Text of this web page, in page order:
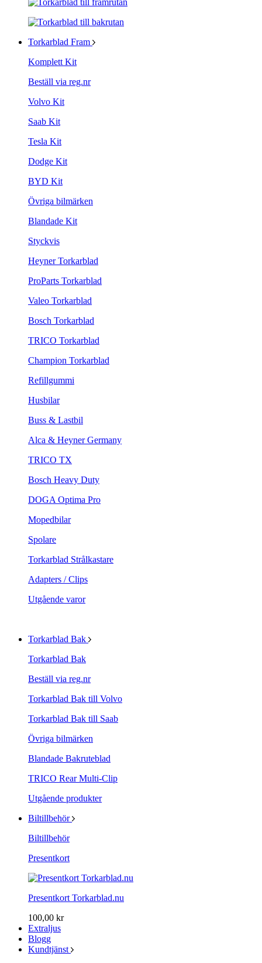
Torkarblad Fram
Komplett Kit
Beställ via reg.nr
Volvo Kit
Saab Kit
Tesla Kit
Dodge Kit
BYD Kit
Övriga bilmärken
Blandade Kit
Styckvis
Heyner Torkarblad
ProParts Torkarblad
Valeo Torkarblad
Bosch Torkarblad
TRICO Torkarblad
Champion Torkarblad
Refillgummi
Husbilar
Buss & Lastbil
Alca & Heyner Germany
TRICO TX
Bosch Heavy Duty
DOGA Optima Pro
Mopedbilar
Spolare
Torkarblad Strålkastare
Adapters / Clips
Utgående varor
Torkarblad Bak
Torkarblad Bak
Beställ via reg.nr
Torkarblad Bak till Volvo
Torkarblad Bak till Saab
Övriga bilmärken
Blandade Bakruteblad
TRICO Rear Multi-Clip
Utgående produkter
Biltillbehör
Biltillbehör
Presentkort
Presentkort Torkarblad.nu
100,00 kr
Extraljus
Blogg
Kundtjänst